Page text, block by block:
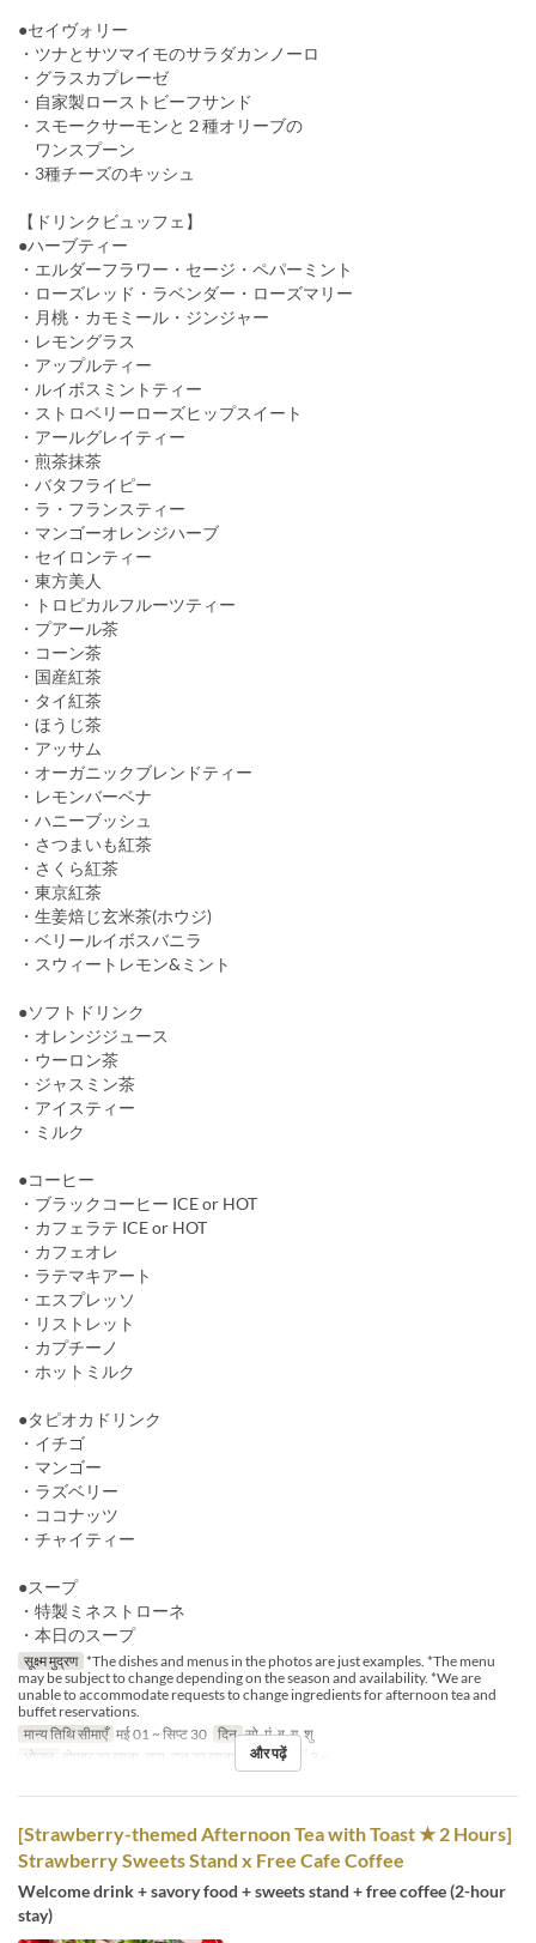
●セイヴォリー
・ツナとサツマイモのサラダカンノーロ
・グラスカプレーゼ
・自家製ローストビーフサンド
・スモークサーモンと２種オリーブの
ワンスプーン
・3種チーズのキッシュ
【ドリンクビュッフェ】
●ハーブティー
・エルダーフラワー・セージ・ペパーミント
・ローズレッド・ラベンダー・ローズマリー
・月桃・カモミール・ジンジャー
・レモングラス
・アップルティー
・ルイボスミントティー
・ストロベリーローズヒップスイート
・アールグレイティー
・煎茶抹茶
・バタフライピー
・ラ・フランスティー
・マンゴーオレンジハーブ
・セイロンティー
・東方美人
・トロピカルフルーツティー
・プアール茶
・コーン茶
・国産紅茶
・タイ紅茶
・ほうじ茶
・アッサム
・オーガニックブレンドティー
・レモンバーベナ
・ハニーブッシュ
・さつまいも紅茶
・さくら紅茶
・東京紅茶
・生姜焙じ玄米茶(ホウジ)
・ベリールイボスバニラ
・スウィートレモン&ミント
●ソフトドリンク
・オレンジジュース
・ウーロン茶
・ジャスミン茶
・アイスティー
・ミルク
●コーヒー
・ブラックコーヒー ICE or HOT
・カフェラテ ICE or HOT
・カフェオレ
・ラテマキアート
・エスプレッソ
・リストレット
・カプチーノ
・ホットミルク
●タピオカドリンク
・イチゴ
・マンゴー
・ラズベリー
・ココナッツ
・チャイティー
●スープ
・特製ミネストローネ
・本日のスープ
सूक्ष्म मुद्रण *The dishes and menus in the photos are just examples. *The menu
may be subject to change depending on the season and availability. *We are
unable to accommodate requests to change ingredients for afternoon tea and
buffet reservations.
मान्य तिथि सीमाएँ मई 01 ~ सिप्ट 30 दिन सो, मं, बु, गु, शु
भोजन
दोपहर का खाना, चाय, रात का खाना आदेश सीमा 2 ~
और पढ़ें
[Strawberry-themed Afternoon Tea with Toast ★ 2 Hours]
Strawberry Sweets Stand x Free Cafe Coffee
Welcome drink + savory food + sweets stand + free coffee (2-hour
stay)